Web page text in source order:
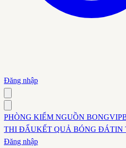
Đăng nhập
PHÒNG KIỂM NGUỒN BONGVIP
THI ĐẤUKẾT QUẢ BÓNG ĐÁTIN
Đăng nhập